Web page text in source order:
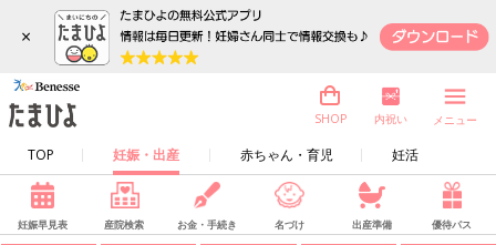
×
TOP 妊娠・出産 赤ちゃん・育児 妊活
SHOP 内祝い メニュー
妊娠早見表 産院検索 お金・手続き 名づけ 出産準備 優待パス